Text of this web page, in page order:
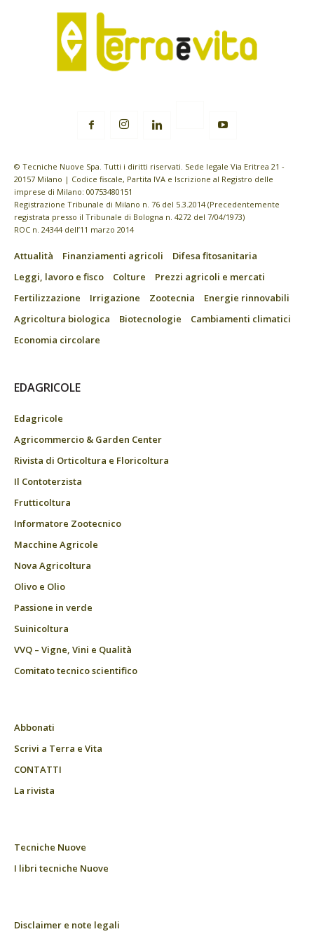
© Tecniche Nuove Spa. Tutti i diritti riservati. Sede legale Via Eritrea 21 -
20157 Milano | Codice fiscale, Partita IVA e Iscrizione al Registro delle
imprese di Milano: 00753480151
Registrazione Tribunale di Milano n. 76 del 5.3.2014 (Precedentemente
registrata presso il Tribunale di Bologna n. 4272 del 7/04/1973)
ROC n. 24344 dell’11 marzo 2014
Attualità Finanziamenti agricoli
Difesa fitosanitaria
Leggi, lavoro e fisco
Colture
Prezzi agricoli e mercati
Fertilizzazione
Irrigazione Zootecnia
Energie rinnovabili
Agricoltura biologica
Biotecnologie
Cambiamenti climatici
Economia circolare
EDAGRICOLE
Edagricole
Agricommercio & Garden Center
Rivista di Orticoltura e Floricoltura
Il Contoterzista
Frutticoltura
Informatore Zootecnico
Macchine Agricole
Nova Agricoltura
Olivo e Olio
Passione in verde
Suinicoltura
VVQ – Vigne, Vini e Qualità
Comitato tecnico scientifico
Abbonati
Scrivi a Terra e Vita
CONTATTI
La rivista
Tecniche Nuove
I libri tecniche Nuove
Disclaimer e note legali